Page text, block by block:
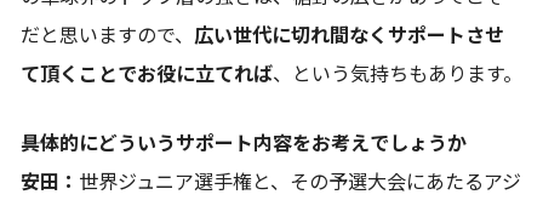
だと思いますので、 広い世代に切れ間なくサポートさせ
て頂くことでお役に立てれば、という気持ちもあります。
――具体的にどういうサポート内容をお考えでしょうか
安田： 世界ジュニア選手権と、その予選大会にあたるアジ